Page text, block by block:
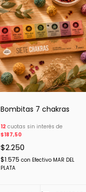
Bombitas 7 chakras
12 cuotas sin interés de
$187,50
$2.250
$1.575 con Efectivo MAR DEL
PLATA